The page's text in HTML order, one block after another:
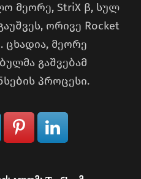
მეორე, StriX β, სულ
ორივე Rocket
ცხადია, მეორე
გაშვებამ
პროცესი.